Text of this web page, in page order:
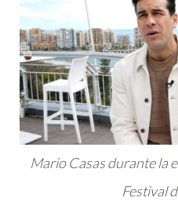
Mario Casas durante la
Festival